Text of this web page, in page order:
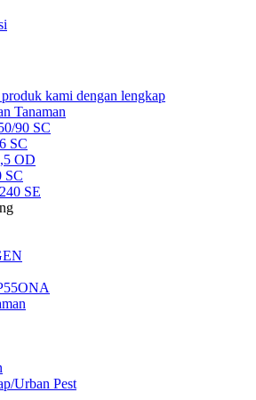
kami dengan lengkap
Tanaman
90 SC
SC
OD
SC
SE
Urban Pest